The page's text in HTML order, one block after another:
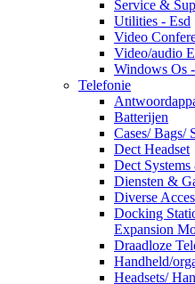
Service &
Utilities - Esd
Video
Video/audio
Windows Os
Telefonie
Batterijen
Cases/ Bags/
Dect Headset
Dect
Diensten &
Diverse
Docking
Expansion
Draadloze
Handheld/
Headsets/